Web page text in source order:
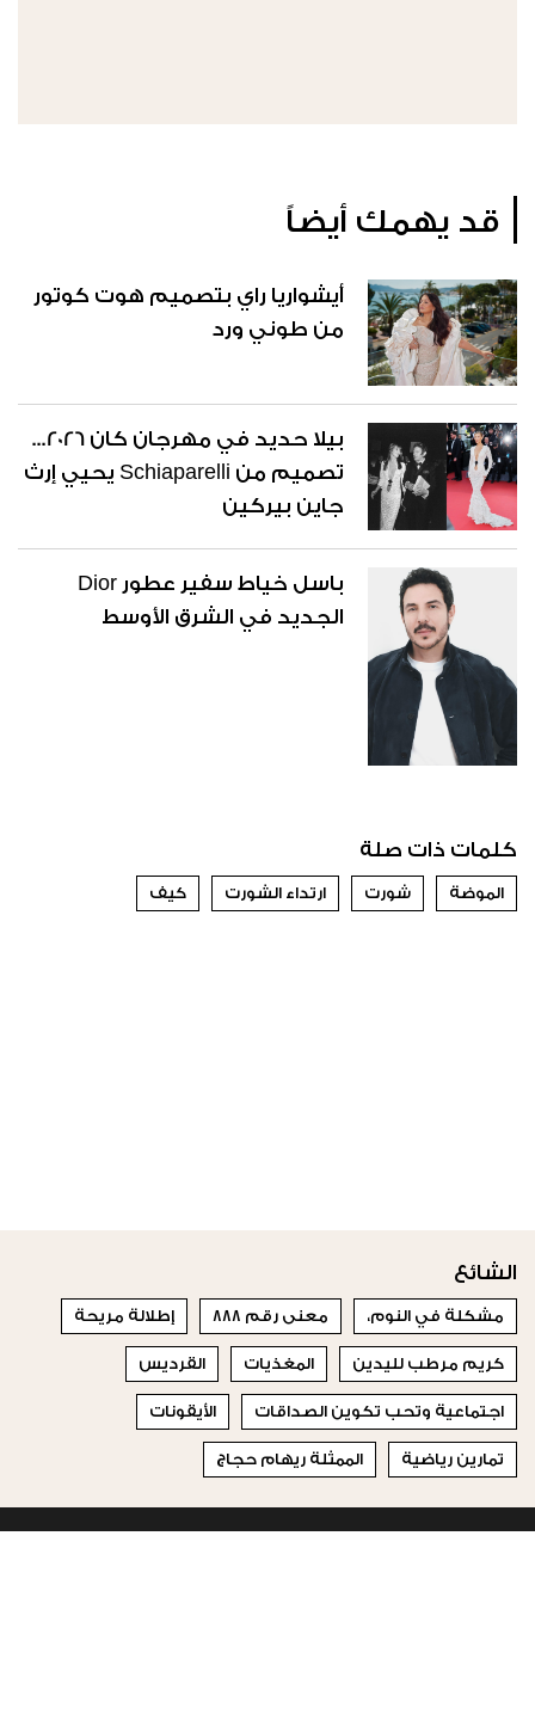
قد يهمك أيضاً
أيشواريا راي بتصميم هوت كوتور
من طوني ورد
بيلا حديد في مهرجان كان 2026...
تصميم من Schiaparelli يحيي إرث
جاين بيركين
باسل خياط سفير عطور Dior
الجديد في الشرق الأوسط
كلمات ذات صلة
الموضة شورت ارتداء الشورت كيف
الشائع
مشكلة في النوم، معنى رقم 888 إطلالة مريحة
كريم مرطب لليدين المغذيات القرديس
اجتماعية وتحب تكوين الصداقات الأيقونات
تمارين رياضية الممثلة ريهام حجاج
© 2023 Special Madame Figaro